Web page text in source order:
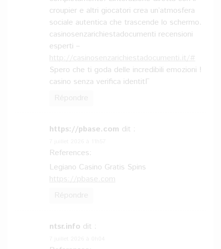
croupier e altri giocatori crea un’atmosfera
sociale autentica che trascende lo schermo.
casinosenzarichiestadocumenti recensioni
esperti –
http://casinosenzarichiestadocumenti.it/#
Spero che ti goda delle incredibili emozioni !
casino senza verifica identitГ
https://pbase.com dit :
References:
Legiano Casino Gratis Spins
https://pbase.com
ntsr.info dit :